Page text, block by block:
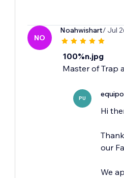
NO
Noahwishart/ Jul
100%n.jpg
Master of Trap
PU
Hi
our
We